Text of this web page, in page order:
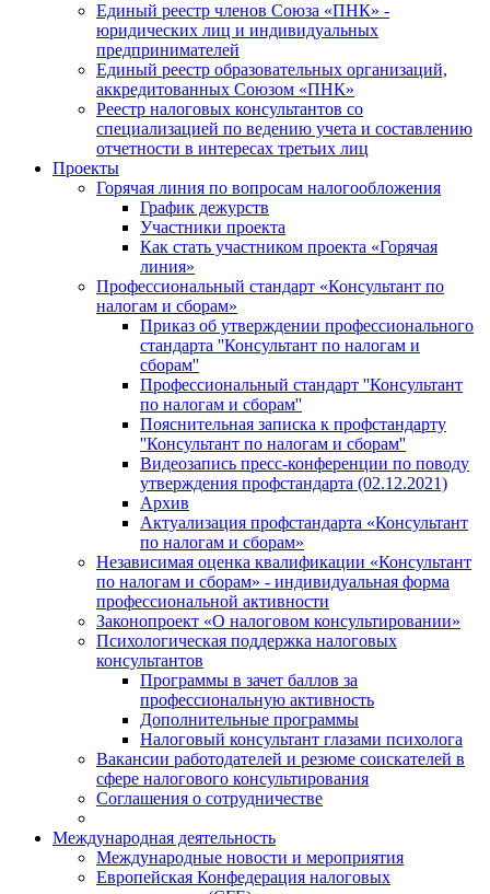
Единый реестр членов Союза «ПНК» -
юридических лиц и индивидуальных
предпринимателей
Единый реестр образовательных организаций,
аккредитованных Союзом «ПНК»
Реестр налоговых консультантов со
специализацией по ведению учета и составлению
отчетности в интересах третьих лиц
Проекты
Горячая линия по вопросам налогообложения
График дежурств
Участники проекта
Как стать участником проекта «Горячая
линия»
Профессиональный стандарт «Консультант по
налогам и сборам»
Приказ об утверждении профессионального
стандарта ''Консультант по налогам и
сборам''
Профессиональный стандарт ''Консультант
по налогам и сборам''
Пояснительная записка к профстандарту
''Консультант по налогам и сборам''
Видеозапись пресс-конференции по поводу
утверждения профстандарта (02.12.2021)
Архив
Актуализация профстандарта «Консультант
по налогам и сборам»
Независимая оценка квалификации «Консультант
по налогам и сборам» - индивидуальная форма
профессиональной активности
Законопроект «О налоговом консультировании»
Психологическая поддержка налоговых
консультантов
Программы в зачет баллов за
профессиональную активность
Дополнительные программы
Налоговый консультант глазами психолога
Вакансии работодателей и резюме соискателей в
сфере налогового консультирования
Соглашения о сотрудничестве
Международная деятельность
Международные новости и мероприятия
Европейская Конфедерация налоговых